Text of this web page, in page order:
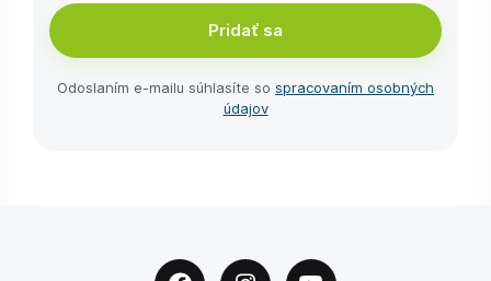
Pridať sa
Odoslaním e-⁠mailu súhlasíte so spracovaním osobných
údajov